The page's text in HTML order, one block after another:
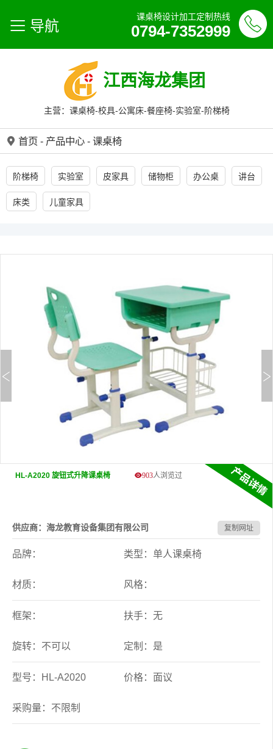
导航
课桌椅设计加工定制热线
0794-7352999
江西海龙集团
主营：课桌椅-校具-公寓床-餐座椅-实验室-阶梯椅
首页 - 产品中心 - 课桌椅
阶梯椅 实验室 皮家具 储物柜 办公桌 讲台
床类 儿童家具
HL-A2020 旋钮式升降课桌椅 903人浏览过
供应商：海龙教育设备集团有限公司 复制网址
品牌： 类型：单人课桌椅
材质： 风格：
框架： 扶手：无
旋转：不可以 定制：是
型号：HL-A2020 价格：面议
采购量：不限制